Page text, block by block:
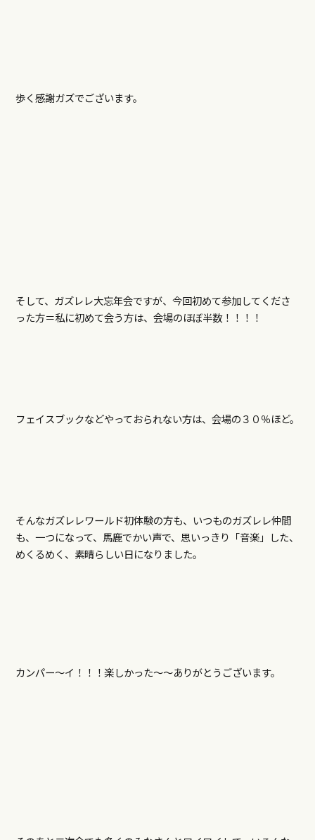
歩く感謝ガズでございます。
そして、ガズレレ大忘年会ですが、今回初めて参加してくださ
った方＝私に初めて会う方は、会場のほぼ半数！！！！
フェイスブックなどやっておられない方は、会場の３０％ほど。
そんなガズレレワールド初体験の方も、いつものガズレレ仲間
も、一つになって、馬鹿でかい声で、思いっきり「音楽」した、
めくるめく、素晴らしい日になりました。
カンパー～イ！！！楽しかった～～ありがとうございます。